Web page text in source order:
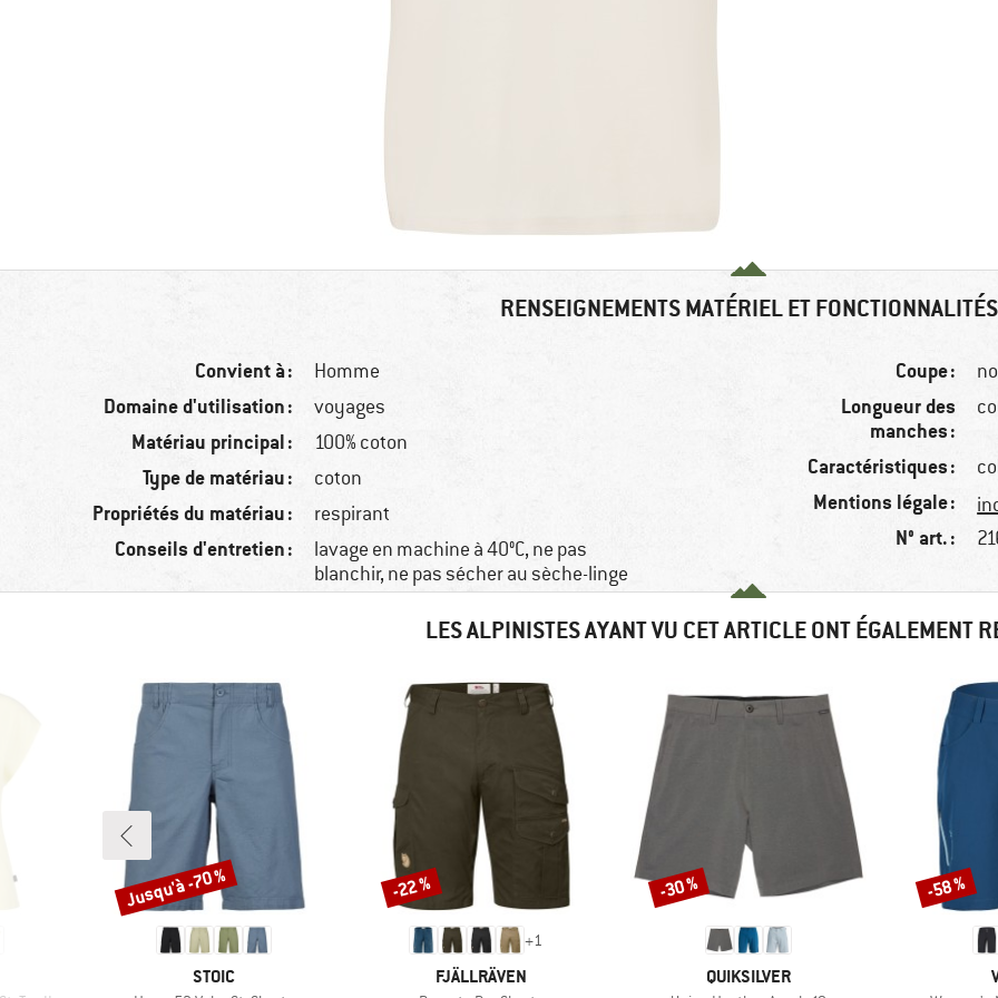
RENSEIGNEMENTS MATÉRIEL ET FONCTIONNALITÉS
Convient à : Homme
Domaine d'utilisation : voyages
Matériau principal : 100% coton
Type de matériau : coton
Propriétés du matériau : respirant
Conseils d'entretien :
lavage en machine à 40°C, ne pas
blanchir, ne pas sécher au sèche-linge
Coupe :
Longueur des
manches :
Caractéristiques :
Mentions légale :
N° art. :
LES ALPINISTES AYANT VU CET ARTICLE ONT ÉGALEMENT
MARQUE
STOIC
Remise
Jusqu'à -70 %
+1
MARQUE
FJÄLLRÄVEN
Remise
-22 %
MARQUE
QUIKSILVER
Remise
-30 % Remise
-58 %